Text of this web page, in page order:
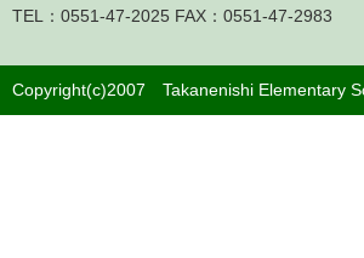
TEL：0551-47-2025 FAX：0551-47-2983
Copyright(c)2007 Takanenishi Elementary